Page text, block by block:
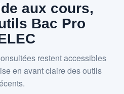
aux cours,
Bac Pro
restent accessibles
en avant claire des outils